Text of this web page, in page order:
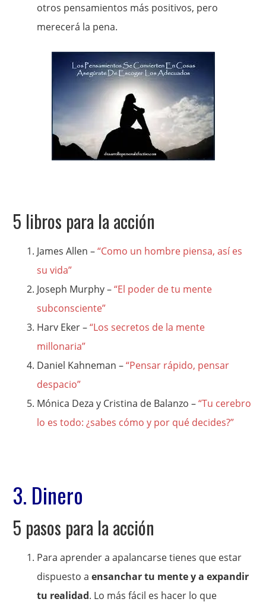
otros pensamientos más positivos, pero
merecerá la pena.
5 libros para la acción
James Allen –“Como un hombre piensa, así es
su vida”
Joseph Murphy –“El poder de tu mente
subconsciente”
Harv Eker –“Los secretos de la mente
millonaria”
Daniel Kahneman –“Pensar rápido, pensar
despacio”
Mónica Deza y Cristina de Balanzo –“Tu cerebro
lo es todo: ¿sabes cómo y por qué decides?”
3. Dinero
5 pasos para la acción
Para aprender a apalancarse tienes que estar
dispuesto aensanchar tu mente y a expandir
tu realidad. Lo más fácil es hacer lo que